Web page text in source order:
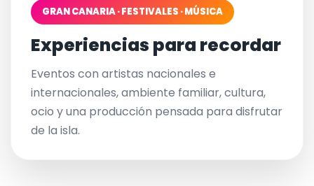
GRAN CANARIA · FESTIVALES · MÚSICA
Experiencias para recordar
Eventos con artistas nacionales e
internacionales, ambiente familiar, cultura,
ocio y una producción pensada para disfrutar
de la isla.